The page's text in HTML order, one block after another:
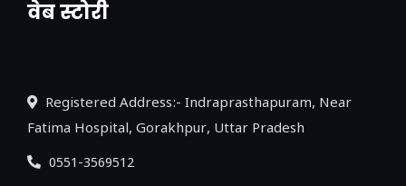
वेब स्टोरी
नया एक्सप्रेसवे: पूर्वांचल का लक, डेवलपमेंट का
Registered Address:- Indraprasthapuram, Near
Fatima Hospital, Gorakhpur, Uttar Pradesh
0551-3569512